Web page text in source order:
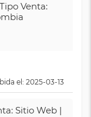
Venta:
el: 2025-03-13
Sitio Web |